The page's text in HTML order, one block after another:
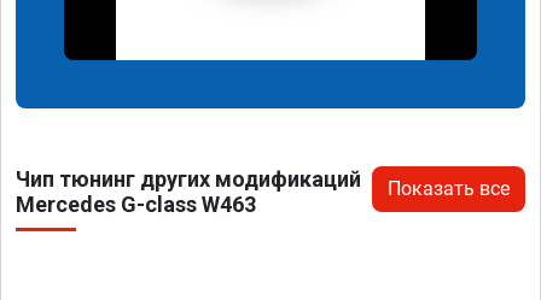
Чип тюнинг других модификаций
Mercedes G-class W463
Показать все